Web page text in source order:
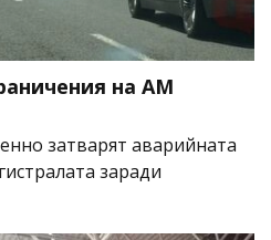
на АМ
затварят аварийната
заради